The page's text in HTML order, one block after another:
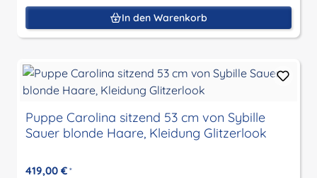
In den Warenkorb
Puppe Carolina sitzend 53 cm von Sybille
Sauer blonde Haare, Kleidung Glitzerlook
419,00 € *